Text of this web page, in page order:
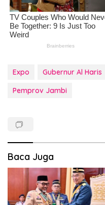
Expo Gubernur Al Haris
Pemprov Jambi
Baca Juga